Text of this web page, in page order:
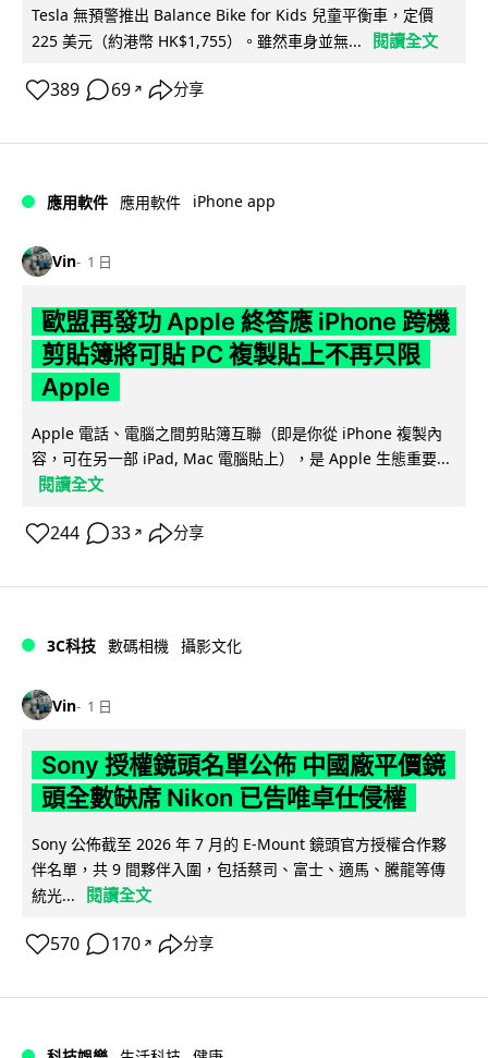
Tesla 無預警推出 Balance Bike for Kids 兒童平衡車，定價
225 美元（約港幣 HK$1,755）。雖然車身並無...
閱讀全文
389 69 ↗ 分享
應用軟件 應用軟件 iPhone app
Vin 1 日
歐盟再發功 Apple 終答應 iPhone 跨機
剪貼簿將可貼 PC 複製貼上不再只限
Apple
Apple 電話、電腦之間剪貼簿互聯（即是你從 iPhone 複製內
容，可在另一部 iPad, Mac 電腦貼上），是 Apple 生態重要...
閱讀全文
244 33 ↗ 分享
3C科技 數碼相機 攝影文化
Vin 1 日
Sony 授權鏡頭名單公佈 中國廠平價鏡
頭全數缺席 Nikon 已告唯卓仕侵權
Sony 公佈截至 2026 年 7 月的 E-Mount 鏡頭官方授權合作夥
伴名單，共 9 間夥伴入圍，包括蔡司、富士、適馬、騰龍等傳
統光...
閱讀全文
570 170 ↗ 分享